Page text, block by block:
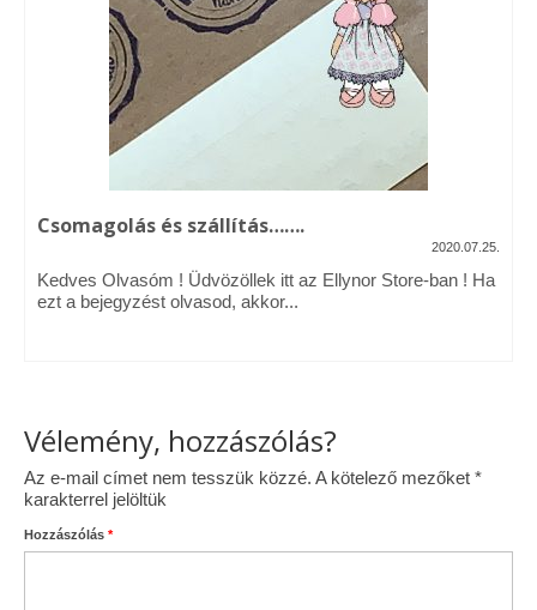
Vásárok, ahol velem is találkozhattál…
Alapanyagok, kellékek
A termékek tisztítása
Ellynor története
Adatkezelési tájékoztató
Általános Szerződési Feltételek
Csomagolás és szállítás…….
2020.07.25.
Kedves Olvasóm ! Üdvözöllek itt az Ellynor Store-ban ! Ha
ezt a bejegyzést olvasod, akkor...
Vélemény, hozzászólás?
Az e-mail címet nem tesszük közzé. A kötelező mezőket *
karakterrel jelöltük
Hozzászólás *